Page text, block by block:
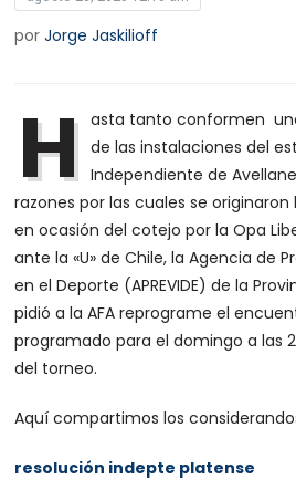
porJorge Jaskilioff
H asta tanto conformen
de las instalaciones del
Independiente de
razones por las cuales se
en ocasión del cotejo por la Opa
ante la «U» de Chile, la Agencia de
en el Deporte (APREVIDE) de la
pidió a la AFA reprograme el
programado para el domingo a las
del torneo.
Aquí compartimos los
resolución indepte platense